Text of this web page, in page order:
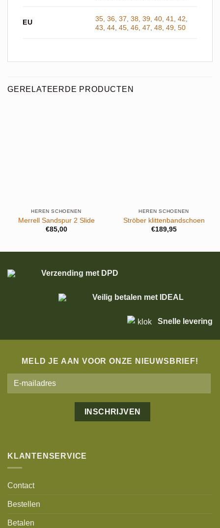
EU 35 ,36 ,37 ,38 ,39 ,40 ,41 ,42
43 ,44 ,45 ,46 ,47 ,48 ,49 ,50
GERELATEERDE PRODUCTEN
HEREN SCHOENEN
Merrell Sandspur 2 Slide
€85,00
HEREN SCHOENEN
Ströber klittenbandschoen
€189,95
Verzending met DPD
Veilig betalen met IDEAL
Snelle levering
MELD JE AAN VOOR ONZE NIEUWSBRIEF!
KLANTENSERVICE
Contact
Bestellen
Betalen